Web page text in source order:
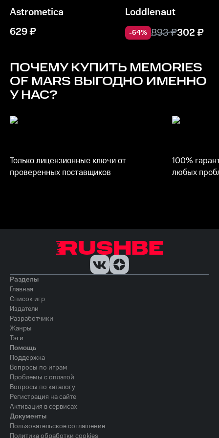
Astrometica
629₽
Loddlenaut
-64% 893₽302₽
ПОЧЕМУ КУПИТЬ MEMORIES
OF MARS ВЫГОДНО ИМЕННО
У НАС?
Только лицензионные ключи от
проверенных поставщиков
100%
любых
Разделы
Главная
Список игр
Издатели
Разработчики
Жанры
Тэги
Помощь
Поддержка
Вопросы по играм
Проблемы с оплатой
Вопросы по каталогу
Регистрация на сайте
Активация в сервисах
Документы
Пользовательское соглашение
Политика обработки cookies